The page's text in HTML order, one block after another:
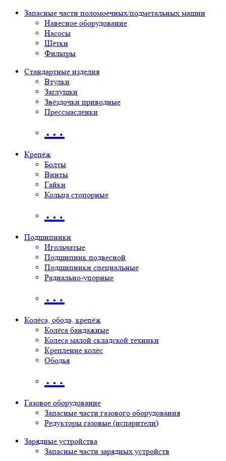
Запасные части поломоечных/подметальных машин
Навесное оборудование
Насосы
Щётки
Фильтры
Стандартные изделия
Втулки
Заглушки
Звёздочки приводные
Прессмасленки
…
Крепёж
Болты
Винты
Гайки
Кольца стопорные
…
Подшипники
Игольчатые
Подшипник подвесной
Подшипники специальные
Радиально-упорные
…
Колёса, обода, крепёж
Колёса бандажные
Колеса малой складской техники
Крепление колёс
Ободья
…
Газовое оборудование
Запасные части газового оборудования
Редукторы газовые (испарители)
Зарядные устройства
Запасные части зарядных устройств